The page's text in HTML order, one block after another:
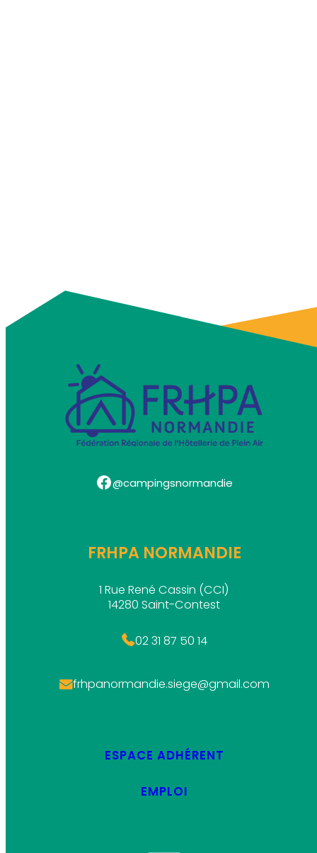
Facebook @campingsnormandie
FRHPA NORMANDIE
1 Rue René Cassin (CCI)
14280 Saint-Contest
02 31 87 50 14
frhpanormandie.siege@gmail.com
ESPACE ADHÉRENT
EMPLOI